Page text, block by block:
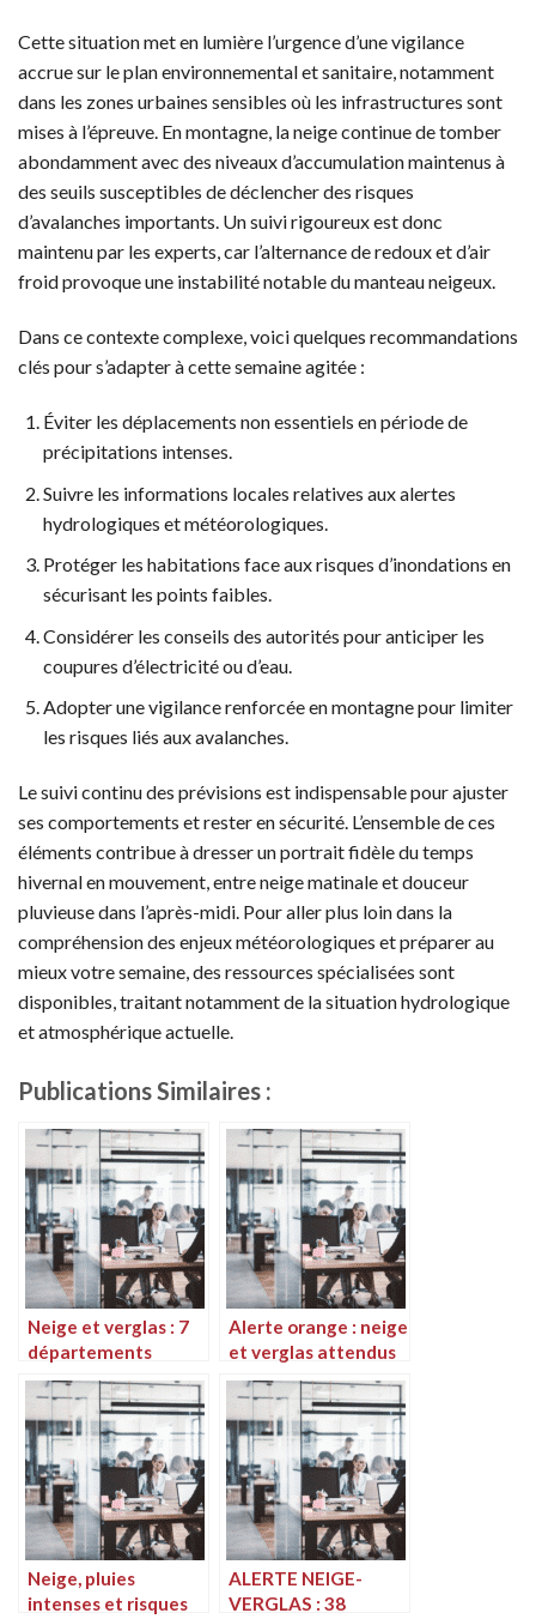
Cette situation met en lumière l’urgence d’une vigilance
accrue sur le plan environnemental et sanitaire, notamment
dans les zones urbaines sensibles où les infrastructures sont
mises à l’épreuve. En montagne, la neige continue de tomber
abondamment avec des niveaux d’accumulation maintenus à
des seuils susceptibles de déclencher des risques
d’avalanches importants. Un suivi rigoureux est donc
maintenu par les experts, car l’alternance de redoux et d’air
froid provoque une instabilité notable du manteau neigeux.
Dans ce contexte complexe, voici quelques recommandations
clés pour s’adapter à cette semaine agitée :
Éviter les déplacements non essentiels en période de
précipitations intenses.
Suivre les informations locales relatives aux alertes
hydrologiques et météorologiques.
Protéger les habitations face aux risques d’inondations en
sécurisant les points faibles.
Considérer les conseils des autorités pour anticiper les
coupures d’électricité ou d’eau.
Adopter une vigilance renforcée en montagne pour limiter
les risques liés aux avalanches.
Le suivi continu des prévisions est indispensable pour ajuster
ses comportements et rester en sécurité. L’ensemble de ces
éléments contribue à dresser un portrait fidèle du temps
hivernal en mouvement, entre neige matinale et douceur
pluvieuse dans l’après-midi. Pour aller plus loin dans la
compréhension des enjeux météorologiques et préparer au
mieux votre semaine, des ressources spécialisées sont
disponibles, traitant notamment de la situation hydrologique
et atmosphérique actuelle.
Publications Similaires :
Neige et verglas : 7
départements
encore sous haut
risque selon Météo
France
Alerte orange : neige
et verglas attendus
dans le Calvados
Neige, pluies
intenses et risques
ALERTE NEIGE-
VERGLAS : 38